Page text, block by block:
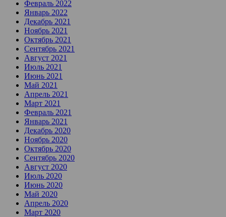
Февраль 2022
Январь 2022
Декабрь 2021
Ноябрь 2021
Октябрь 2021
Сентябрь 2021
Август 2021
Июль 2021
Июнь 2021
Май 2021
Апрель 2021
Март 2021
Февраль 2021
Январь 2021
Декабрь 2020
Ноябрь 2020
Октябрь 2020
Сентябрь 2020
Август 2020
Июль 2020
Июнь 2020
Май 2020
Апрель 2020
Март 2020